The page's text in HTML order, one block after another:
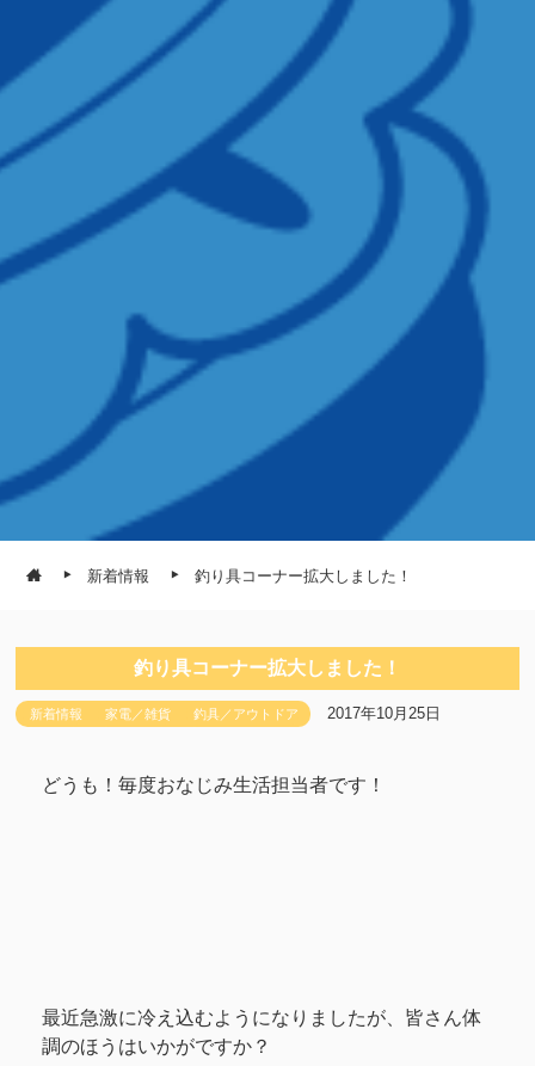
新着情報 釣り具コーナー拡大しました！
釣り具コーナー拡大しました！
新着情報 家電／雑貨 釣具／アウトドア 2017年10月25日
どうも！毎度おなじみ生活担当者です！
最近急激に冷え込むようになりましたが、皆さん体
調のほうはいかがですか？